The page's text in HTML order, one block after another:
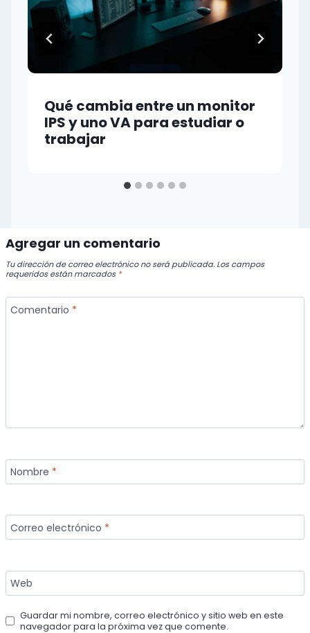
Qué cambia entre un monitor
IPS y uno VA para estudiar o
trabajar
Agregar un comentario
Tu dirección de correo electrónico no será publicada. Los campos
requeridos están marcados *
Comentario *
Nombre *
Correo electrónico *
Web
Guardar mi nombre, correo electrónico y sitio web en este
navegador para la próxima vez que comente.